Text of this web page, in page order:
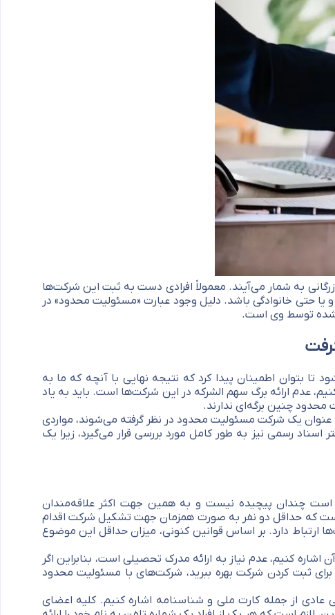
به شمار می‌آیند. معمولاً افرادی دست به ثبت این شرکت‌ها
حتی خانوادگی باشد. دلیل وجود عبارت «مسئولیت محدود» در
شده توسط وی است.
بتوان اطمینان پیدا کرد که نتیجه نهایی با آنچه که ما به
عدم ارائه برگ سهم الشرکه در این شرکت‌ها است. باید به یاد
محدود چنین برگه‌ای ندارند.
یک شرکت مسئولیت محدود در نظر گرفته می‌شوند، مواردی
رسمی نیز به طور کامل مورد بررسی قرار می‌‌گیرد، زیرا یک
چندان پیچیده نیست و به همین جهت اکثر علاقه‌مندان
است که حداقل دو نفر به صورت همزمان جهت تشکیل شرکت اقدام
ارتباط دارد. بر اساس قوانین کنونی، میزان حداقل این موضوع
کنیم، عدم نیاز به ارائه مدرک تحصیلی است، بنابراین اگر
ثبت کردن شرکت بهره ببرید، شرکت‌های با مسئولیت محدود
عادی از جمله کارت ملی و شناسنامه اشاره کنیم. کلیه اعضای